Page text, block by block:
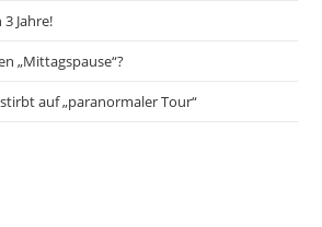
Jahre!
„Mittagspause“?
auf „paranormaler Tour“